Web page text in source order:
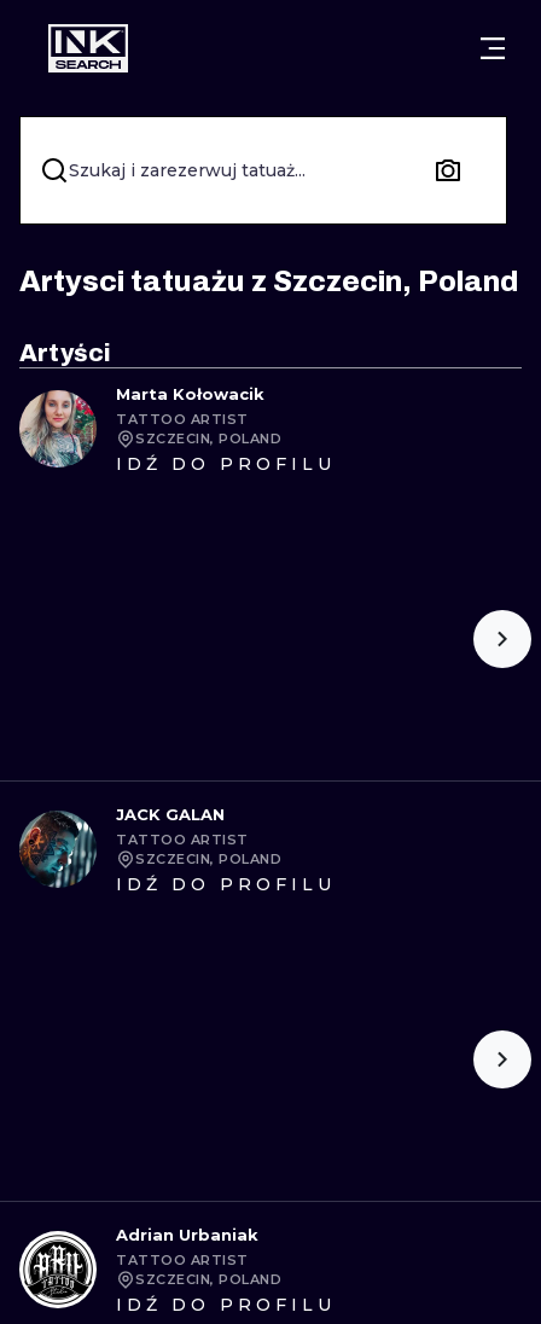
MIASTA GDAŃSK
WARSZAWA POZNAŃ
KRAKÓW KATOWICE
WROCŁAW ŁÓDŹ
PRAGA
STYLE
KALIGRAFIA
NEW
Szukaj i zarezerwuj tatuaż...
Artysci tatuażu z Szczecin, Poland
Artyści
Marta Kołowacik
TATTOO ARTIST
SZCZECIN, POLAND
IDŹ DO PROFILU
JACK GALAN
TATTOO ARTIST
SZCZECIN, POLAND
IDŹ DO PROFILU
Adrian Urbaniak
TATTOO ARTIST
SZCZECIN, POLAND
IDŹ DO PROFILU